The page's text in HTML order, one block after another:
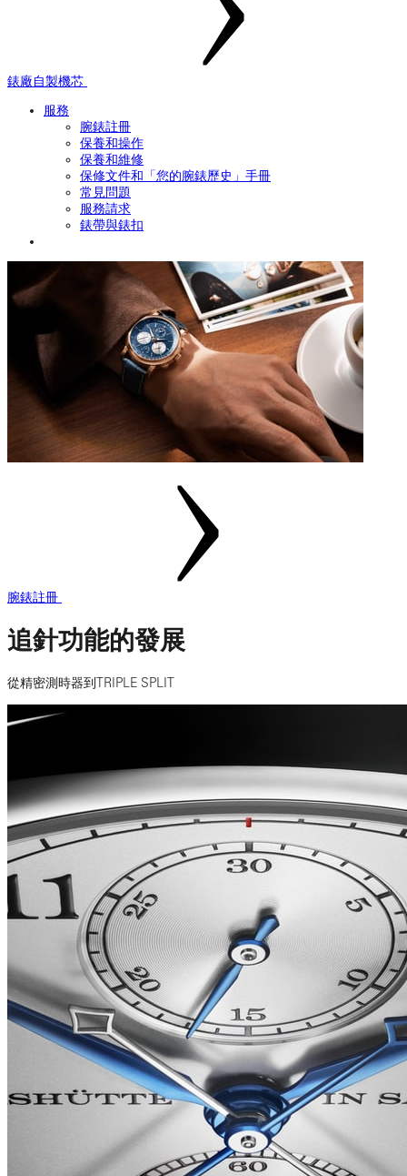
錶廠自製機芯
服務
腕錶註冊
保養和操作
保養和維修
保修文件和「您的腕錶歷史」手冊
常見問題
服務請求
錶帶與錶扣
腕錶註冊
追針功能的發展
從精密測時器到TRIPLE SPLIT